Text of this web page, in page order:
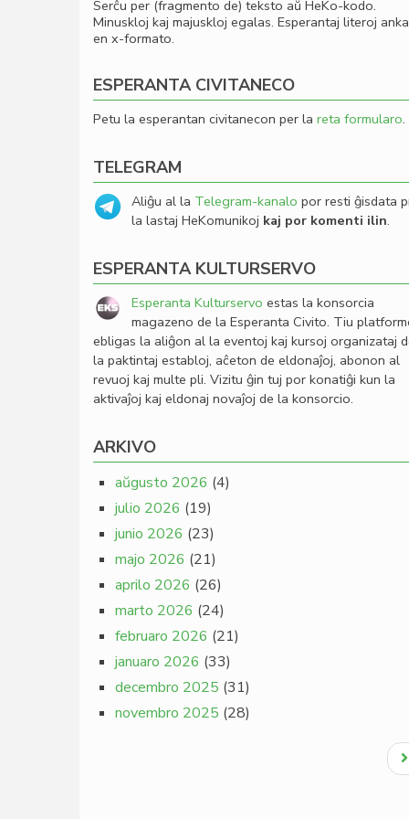
Serĉu per (fragmento de) teksto aŭ HeKo-kodo.
Minuskloj kaj majuskloj egalas. Esperantaj literoj
en x-formato.
ESPERANTA CIVITANECO
Petu la esperantan civitanecon per la reta formularo.
TELEGRAM
Aliĝu al la Telegram-kanalo por resti ĝisdata
la lastaj HeKomunikoj kaj por komenti ilin.
ESPERANTA KULTURSERVO
Esperanta Kulturservo estas la konsorcia
magazeno de la Esperanta Civito. Tiu
ebligas la aliĝon al la eventoj kaj kursoj organizataj
la paktintaj establoj, aĉeton de eldonaĵoj, abonon al
revuoj kaj multe pli. Vizitu ĝin tuj por konatiĝi kun la
aktivaĵoj kaj eldonaj novaĵoj de la konsorcio.
ARKIVO
aŭgusto 2026 (4)
julio 2026 (19)
junio 2026 (23)
majo 2026 (21)
aprilo 2026 (26)
marto 2026 (24)
februaro 2026 (21)
januaro 2026 (33)
decembro 2025 (31)
novembro 2025 (28)